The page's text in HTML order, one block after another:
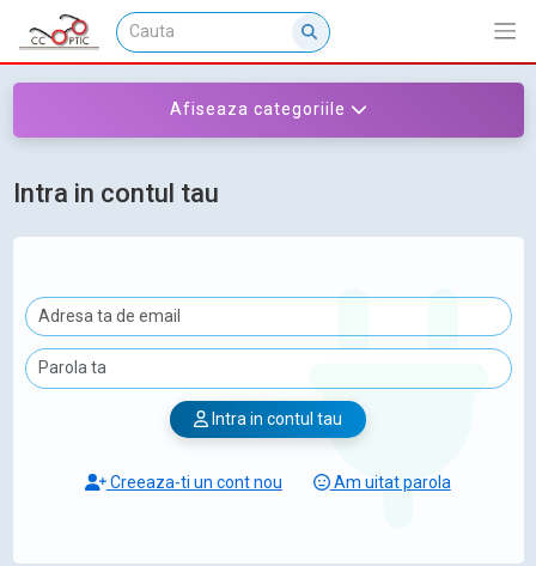
Afiseaza categoriile
Intra in contul tau
Intra in contul tau
Creeaza-ti un cont nou Am uitat parola